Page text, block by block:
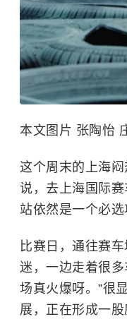
本文图片 张陶怡
这个周末的上海
说，去上海国际
站依然是一个必选
比赛日，通往赛
迷，一边走着很
场真火爆呀。”很
展，正在形成一股